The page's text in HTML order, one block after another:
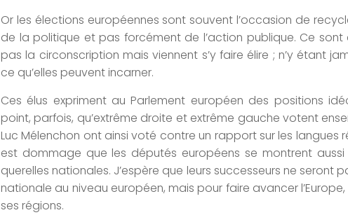
Or les élections européennes sont souvent l’occasion de
de la politique et pas forcément de l’action publique. Ce sont
pas la circonscription mais viennent s’y faire élire ; n’y étant
ce qu’elles peuvent incarner.
Ces élus expriment au Parlement européen des positions
point, parfois, qu’extrême droite et extrême gauche votent
Luc Mélenchon ont ainsi voté contre un rapport sur les langues
est dommage que les députés européens se montrent
querelles nationales. J’espère que leurs successeurs ne seront
nationale au niveau européen, mais pour faire avancer l’Europe,
ses régions.